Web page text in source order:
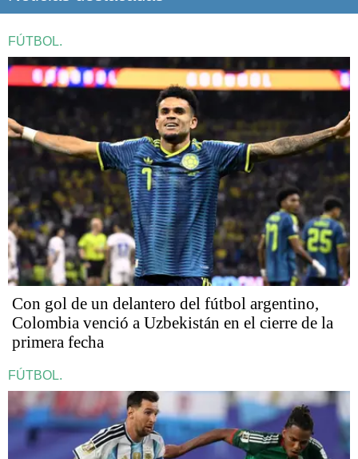
FÚTBOL.
Con gol de un delantero del fútbol argentino,
Colombia venció a Uzbekistán en el cierre de la
primera fecha
FÚTBOL.